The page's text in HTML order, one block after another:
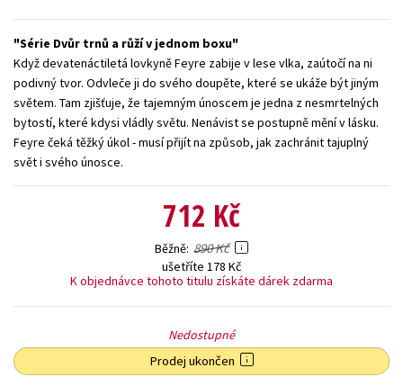
Young adult (SK)
Zahraniční literatura Zdraví a životní styl
Všechny tituly
Série Dvůr trnů a růží v jednom boxu
Když devatenáctiletá lovkyně Feyre zabije v lese vlka, zaútočí na ni
podivný tvor. Odvleče ji do svého doupěte, které se ukáže být jiným
světem. Tam zjišťuje, že tajemným únoscem je jedna z nesmrtelných
bytostí, které kdysi vládly světu. Nenávist se postupně mění v lásku.
Feyre čeká těžký úkol - musí přijít na způsob, jak zachránit tajuplný
svět i svého únosce.
712 Kč
Běžně 890 Kč
ušetříte 178 Kč
K objednávce tohoto titulu získáte dárek zdarma
Nedostupné
Prodej ukončen